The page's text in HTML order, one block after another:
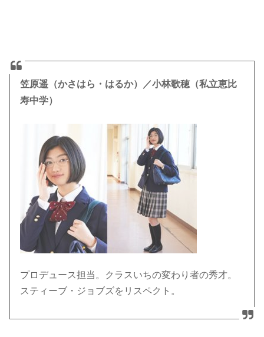
笠原遥（かさはら・はるか）／小林歌穂（私立恵比
寿中学）
プロデュース担当。クラスいちの変わり者の秀才。
スティーブ・ジョブズをリスペクト。